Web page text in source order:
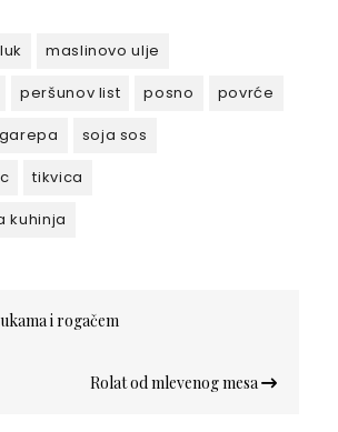
maslinovo ulje
peršunov list posno
povrće
soja sos
tikvica
kuhinja
i rogačem
Rolat od mlevenog mesa